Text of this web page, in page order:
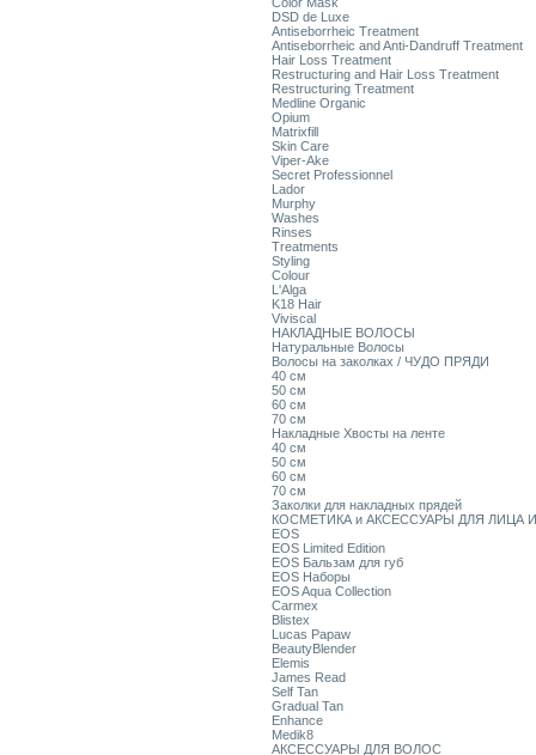
DSD de Luxe
Antiseborrheic Treatment
Antiseborrheic and Anti-Dandruff Treatment
Hair Loss Treatment
Restructuring and Hair Loss Treatment
Restructuring Treatment
Medline Organic
Opium
Matrixfill
Skin Care
Viper-Ake
Secret Professionnel
Lador
Murphy
Washes
Rinses
Treatments
Styling
Colour
L'Alga
K18 Hair
Viviscal
НАКЛАДНЫЕ ВОЛОСЫ
Натуральные Волосы
Волосы на заколках / ЧУДО ПРЯДИ
40 см
50 см
60 см
70 см
Накладные Хвосты на ленте
40 см
50 см
60 см
70 см
Заколки для накладных прядей
КОСМЕТИКА и АКСЕССУАРЫ ДЛЯ ЛИЦА
EOS
EOS Limited Edition
EOS Бальзам для губ
EOS Наборы
EOS Aqua Collection
Carmex
Blistex
Lucas Papaw
BeautyBlender
Elemis
James Read
Self Tan
Gradual Tan
Enhance
Medik8
АКСЕССУАРЫ ДЛЯ ВОЛОС